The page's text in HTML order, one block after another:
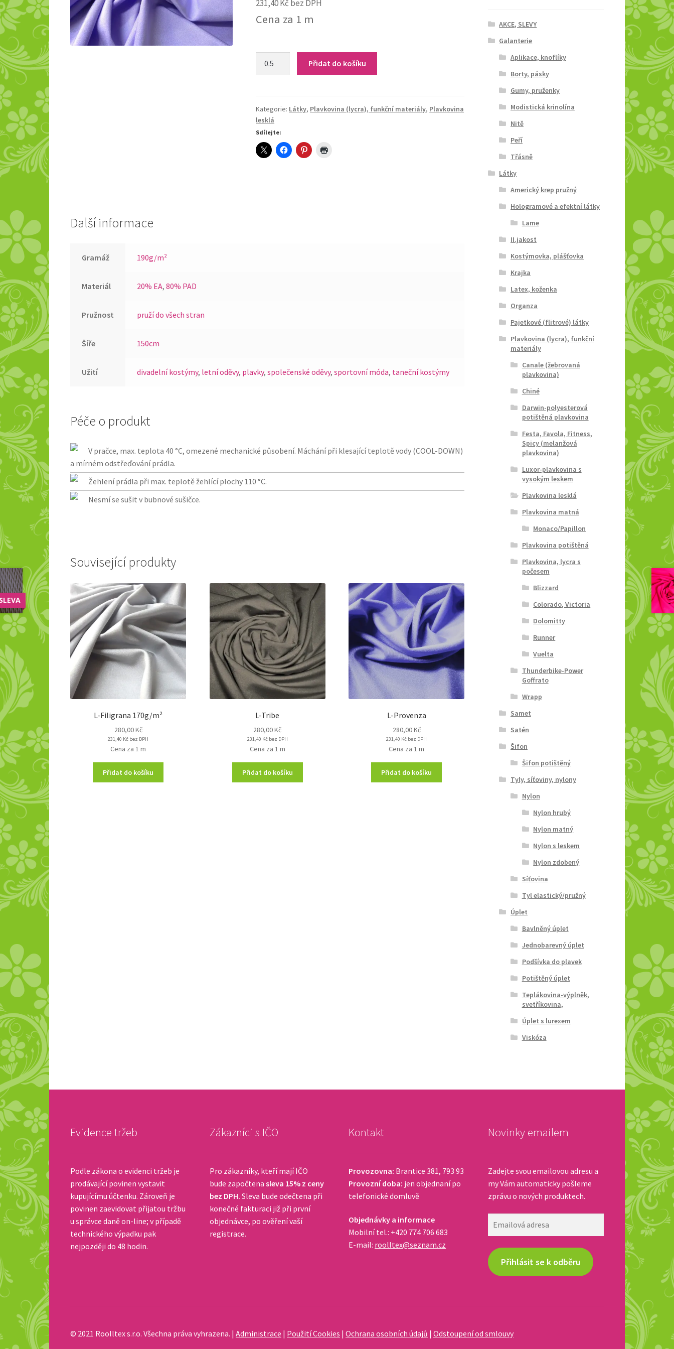
231,40Kč bez DPH
Cena za 1 m
Přidat do košíku
Kategorie: Látky, Plavkovina (lycra), funkční materiály, Plavkovina
lesklá
Sdílejte:
Další informace
Gramáž 190g/m²
Materiál 20% EA, 80% PAD
Pružnost pruží do všech stran
Šíře 150cm
Užití divadelní kostýmy, letní oděvy, plavky, společenské oděvy, sportovní móda, taneční kostýmy
Péče o produkt
V pračce, max. teplota 40 °C, omezené mechanické působení. Máchání při klesající teplotě vody (COOL-DOWN)
a mírném odstřeďování prádla.
Žehlení prádla při max. teplotě žehlící plochy 110 °C.
Nesmí se sušit v bubnové sušičce.
Související produkty
L-Filigrana 170g/m²
280,00Kč
231,40 Kč bez DPH
Cena za 1 m
Přidat do košíku
L-Tribe
280,00Kč
231,40 Kčbez DPH
Cena za 1 m
Přidat do košíku
L-Provenza
280,00Kč
231,40 Kč bez DPH
Cena za 1 m
Přidat do košíku
AKCE, SLEVY
Galanterie
Aplikace, knoflíky
Borty, pásky
Gumy, pruženky
Modistická krinolína
Nitě
Peří
Třásně
Látky
Americký krep pružný
Hologramové a efektní látky
Lame
II.jakost
Kostýmovka, plášťovka
Krajka
Latex, koženka
Organza
Pajetkové (flitrové) látky
Plavkovina (lycra), funkční
materiály
Canale (žebrovaná
plavkovina)
Chiné
Darwin-polyesterová
potištěná plavkovina
Festa, Favola, Fitness,
Spicy (melanžová
plavkovina)
Luxor-plavkovina s
vysokým leskem
Plavkovina lesklá
Plavkovina matná
Monaco/Papillon
Plavkovina potištěná
Plavkovina, lycra s
počesem
Blizzard
Colorado, Victoria
Dolomitty
Runner
Vuelta
Thunderbike-Power
Goffrato
Wrapp
Samet
Satén
Šifon
Šifon potištěný
Tyly, síťoviny, nylony
Nylon
Nylon hrubý
Nylon matný
Nylon s leskem
Nylon zdobený
Síťovina
Tyl elastický/pružný
Úplet
Bavlněný úplet
Jednobarevný úplet
Podšívka do plavek
Potištěný úplet
Teplákovina-výplněk,
svetříkovina,
Úplet s lurexem
Viskóza
Evidence tržeb
Podle zákona o evidenci tržeb je
prodávající povinen vystavit
kupujícímu účtenku. Zároveň je
povinen zaevidovat přijatou tržbu
u správce daně on-line; v případě
technického výpadku pak
nejpozději do 48 hodin.
Zákazníci s IČO
Pro zákazníky, kteří mají IČO
bude započtena sleva 15% z ceny
bez DPH. Sleva bude odečtena při
konečné fakturaci již při první
objednávce, po ověření vaší
registrace.
Kontakt
Provozovna: Brantice 381, 793 93
Provozní doba: jen objednaní po
telefonické domluvě
Objednávky a informace
Mobilní tel.: +420 774 706 683
E-mail: roolltex@seznam.cz
Novinky emailem
Zadejte svou emailovou adresu a
my Vám automaticky pošleme
zprávu o nových produktech.
Přihlásit se k odběru
© 2021 Roolltex s.r.o. Všechna práva vyhrazena. |Administrace | Použití Cookies |Ochrana osobních údajů |Odstoupení od smlouvy